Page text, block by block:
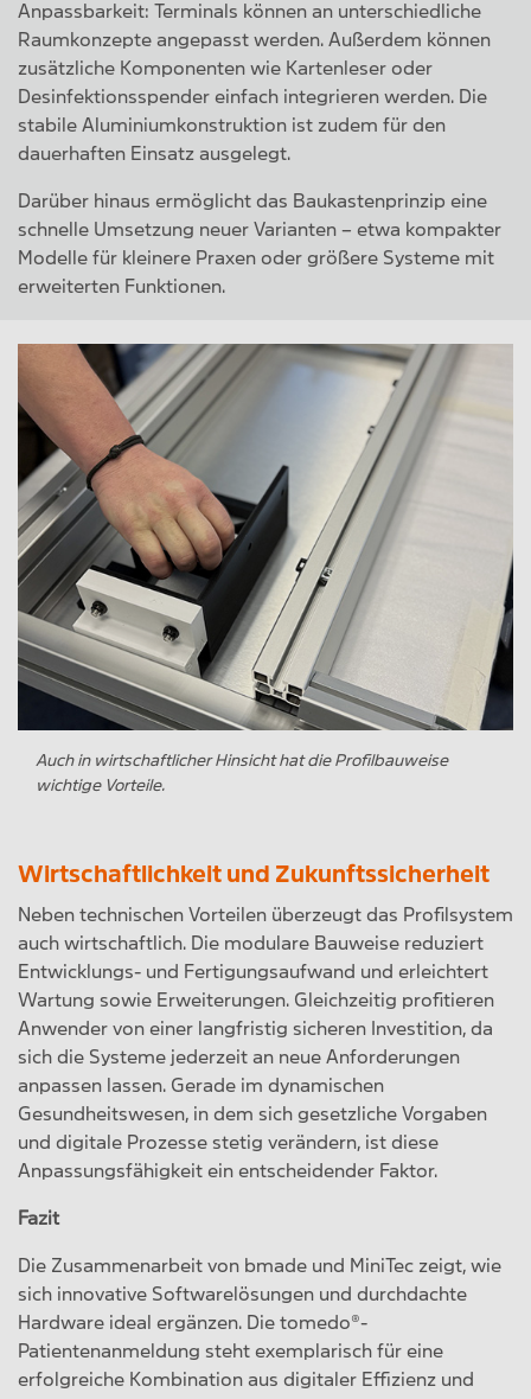
Anpassbarkeit: Terminals können an unterschiedliche
Raumkonzepte angepasst werden. Außerdem können
zusätzliche Komponenten wie Kartenleser oder
Desinfektionsspender einfach integrieren werden. Die
stabile Aluminiumkonstruktion ist zudem für den
dauerhaften Einsatz ausgelegt.
Darüber hinaus ermöglicht das Baukastenprinzip eine
schnelle Umsetzung neuer Varianten – etwa kompakter
Modelle für kleinere Praxen oder größere Systeme mit
erweiterten Funktionen.
Wirtschaftlichkeit und Zukunftssicherheit
Neben technischen Vorteilen überzeugt das Profilsystem
auch wirtschaftlich. Die modulare Bauweise reduziert
Entwicklungs- und Fertigungsaufwand und erleichtert
Wartung sowie Erweiterungen. Gleichzeitig profitieren
Anwender von einer langfristig sicheren Investition, da
sich die Systeme jederzeit an neue Anforderungen
anpassen lassen. Gerade im dynamischen
Gesundheitswesen, in dem sich gesetzliche Vorgaben
und digitale Prozesse stetig verändern, ist diese
Anpassungsfähigkeit ein entscheidender Faktor.
Fazit
Die Zusammenarbeit von bmade und MiniTec zeigt, wie
sich innovative Softwarelösungen und durchdachte
Hardware ideal ergänzen. Die tomedo®-
Patientenanmeldung steht exemplarisch für eine
erfolgreiche Kombination aus digitaler Effizienz und
Auch in wirtschaftlicher Hinsicht hat die Profilbauweise
wichtige Vorteile.